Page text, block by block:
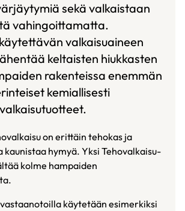
sekä valkaistaan
vahingoittamatta.
valkaisuaineen
keltaisten hiukkasten
rakenteissa enemmän
kemiallisesti
on erittäin tehokas ja
hymyä. Yksi Tehovalkaisu-
kolme hampaiden
käytetään esimerkiksi